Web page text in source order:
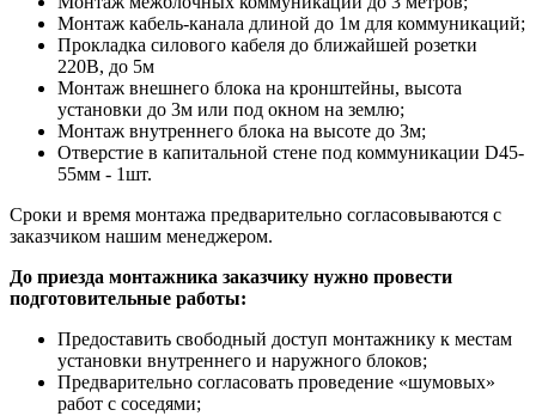
Монтаж кабель-канала длиной до 1м для коммуникаций;
Прокладка силового кабеля до ближайшей розетки
220В, до 5м
Монтаж внешнего блока на кронштейны, высота
установки до 3м или под окном на землю;
Монтаж внутреннего блока на высоте до 3м;
Отверстие в капитальной стене под коммуникации D45-
55мм - 1шт.
Сроки и время монтажа предварительно согласовываются с
заказчиком нашим менеджером.
До приезда монтажника заказчику нужно провести
подготовительные работы:
Предоставить свободный доступ монтажнику к местам
установки внутреннего и наружного блоков;
Предварительно согласовать проведение «шумовых»
работ с соседями;